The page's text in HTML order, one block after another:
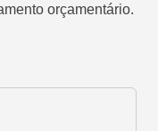
orçamentário.